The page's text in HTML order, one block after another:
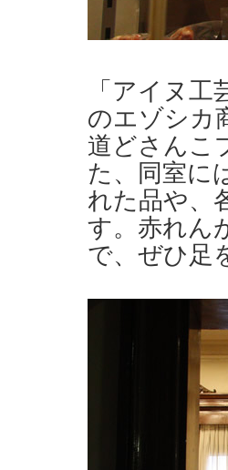
「アイヌ
のエゾシカ
道どさんこ
た、同室に
れた品や、
す。赤れん
で、ぜひ足